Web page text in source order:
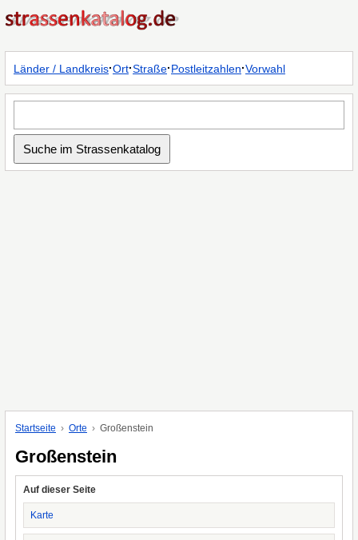
Länder / Landkreis·Ort·Straße·Postleitzahlen·Vorwahl
Startseite Orte Großenstein
Großenstein
Auf dieser Seite
Karte